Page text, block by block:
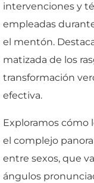
intervenciones y
empleadas
el mentón.
matizada de los
transformación
efectiva.
Exploramos cómo
el complejo
entre sexos, que
ángulos